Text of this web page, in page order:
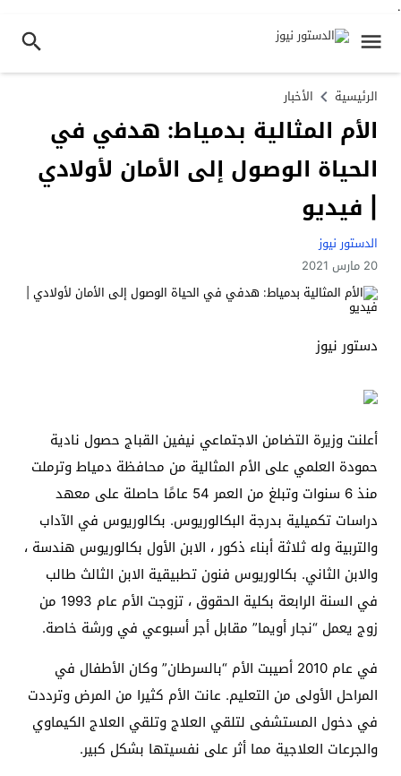
.
الرئيسية الأخبار
الأم المثالية بدمياط: هدفي في
الحياة الوصول إلى الأمان لأولادي
| فيديو
الدستور نيوز
20 مارس 2021
دستور نيوز
أعلنت وزيرة التضامن الاجتماعي نيفين القباج حصول نادية
حمودة العلمي على الأم المثالية من محافظة دمياط وترملت
منذ 6 سنوات وتبلغ من العمر 54 عامًا حاصلة على معهد
دراسات تكميلية بدرجة البكالوريوس. بكالوريوس في الآداب
والتربية وله ثلاثة أبناء ذكور ، الابن الأول بكالوريوس هندسة ،
والابن الثاني. بكالوريوس فنون تطبيقية الابن الثالث طالب
في السنة الرابعة بكلية الحقوق ، تزوجت الأم عام 1993 من
زوج يعمل “نجار أويما” مقابل أجر أسبوعي في ورشة خاصة.
في عام 2010 أصيبت الأم “بالسرطان” وكان الأطفال في
المراحل الأولى من التعليم. عانت الأم كثيرا من المرض وترددت
في دخول المستشفى لتلقي العلاج وتلقي العلاج الكيماوي
والجرعات العلاجية مما أثر على نفسيتها بشكل كبير.